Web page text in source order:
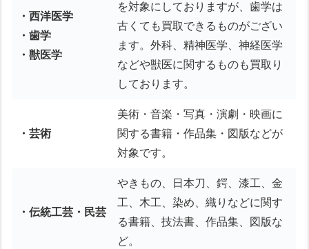
・西洋医学
・歯学
・獣医学
を対象にしておりますが、歯学は
古くても買取できるものがござい
ます。外科、精神医学、神経医学
などや獣医に関するものも買取り
しております。
・芸術
美術・音楽・写真・演劇・映画に
関する書籍・作品集・図版などが
対象です。
・伝統工芸・民芸
やきもの、日本刀、鍔、漆工、金
工、木工、染め、織りなどに関す
る書籍、技法書、作品集、図版な
ど。